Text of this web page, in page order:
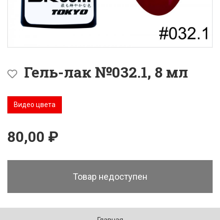
Гель-лак №032.1, 8 мл
Видео цвета
80,00 ₽
Товар недоступен